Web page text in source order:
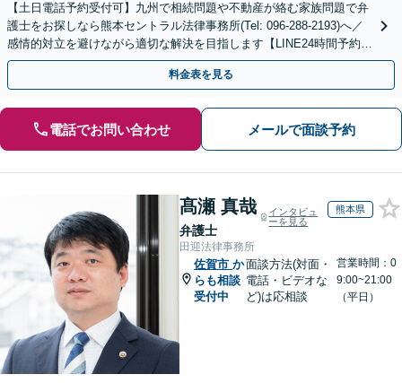
【土日電話予約受付可】九州で相続問題や不動産が絡む家族問題で弁
護士をお探しなら熊本セントラル法律事務所(Tel: 096-288-2193)へ／
感情的対立を避けながら適切な解決を目指します【LINE24時間予約受
付可】【休日・夜間相談可】
料金表を見る
電話でお問い合わせ メールで面談予約
髙瀬 真哉
弁護士
インタビュ
ーを見る
熊本県
田迎法律事務所
佐賀市 か
らも相談
受付中
面談方法(対面・
電話・ビデオな
ど)は応相談
営業時間：0
9:00~21:00
（平日）